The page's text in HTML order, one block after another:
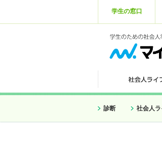
学生の窓口
診断 社会人ラ